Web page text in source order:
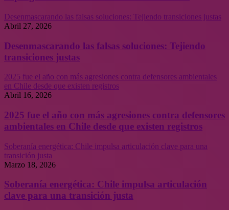
Desenmascarando las falsas soluciones: Tejiendo transiciones justas
Abril 27, 2026
Desenmascarando las falsas soluciones: Tejiendo
transiciones justas
2025 fue el año con más agresiones contra defensores ambientales
en Chile desde que existen registros
Abril 16, 2026
2025 fue el año con más agresiones contra defensores
ambientales en Chile desde que existen registros
Soberanía energética: Chile impulsa articulación clave para una
transición justa
Marzo 18, 2026
Soberanía energética: Chile impulsa articulación
clave para una transición justa